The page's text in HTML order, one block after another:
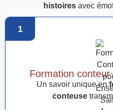
histoiresavec
1
Formation
Un savoir unique en
conteuse